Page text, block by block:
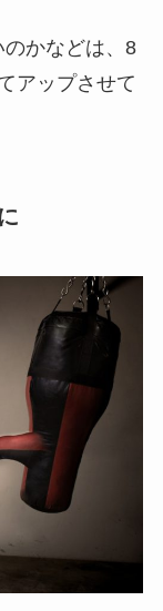
かなどは、8
アップさせて